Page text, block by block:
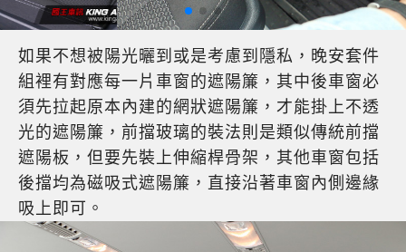
如果不想被陽光曬到或是考慮到隱私，晚安套件
組裡有對應每一片車窗的遮陽簾，其中後車窗必
須先拉起原本內建的網狀遮陽簾，才能掛上不透
光的遮陽簾，前擋玻璃的裝法則是類似傳統前擋
遮陽板，但要先裝上伸縮桿骨架，其他車窗包括
後擋均為磁吸式遮陽簾，直接沿著車窗內側邊緣
吸上即可。